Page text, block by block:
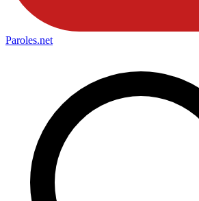
Paroles.net